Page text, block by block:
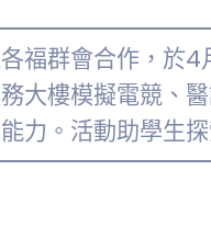
福群會合作，於
大樓模擬電競、
力。活動助學生